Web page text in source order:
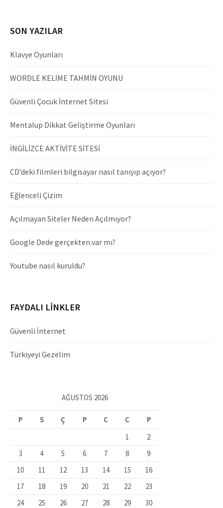
SON YAZILAR
Klavye Oyunları
WORDLE KELİME TAHMİN OYUNU
Güvenli Çocuk İnternet Sitesi
Mentalup Dikkat Geliştirme Oyunları
İNGİLİZCE AKTİVİTE SİTESİ
CD’deki filmleri bilgisayar nasıl tanıyıp açıyor?
Eğlenceli Çizim
Açılmayan Siteler Neden Açılmıyor?
Google Dede gerçekten var mı?
Youtube nasıl kuruldu?
FAYDALI LINKLER
Güvenli İnternet
Türkiyeyi Gezelim
AĞUSTOS 2026
P S Ç P C C
P
1
2
3
4 5 6 7 8
9
10
11 12 13 14 15
16
17
18 19 20 21 22
23
24
25 26 27 28 29 30